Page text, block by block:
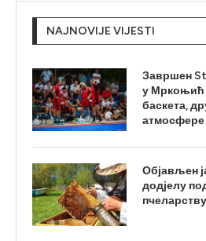
NAJNOVIJE VIJESTI
Завршен
у Мркоњић
баскета,
атмосфере
Објављен
додјелу